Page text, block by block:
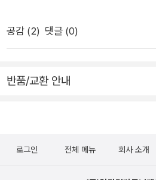
그 자체에 본질이 있는 것이 아닌 단
는 것이다.마치 '의자' 라는 이름이 의
다.저자는 <반야심경>의 참뜻은 바
온 것으로 '저쪽으로 건너가게 되다'
걷기 위해 건너가기를실천해야 한다
유 이기도 하다.저자는 또한 자신의
작고 얇지. 딱지는 그저 그냥 두면 돼.
면, 딱지는 알아서 떨어져. 봉인도 이
이면서 깨어나고 일어나서 빙그레 웃
듯 온노래로 살아가면 꺼풀은 이내
래》, 《새로 쓰는 말밑 꾸러미 사전》,
공감 (2) 댓글 (0)
반품/교환 안내
로그인 전체 메뉴 회사 소개